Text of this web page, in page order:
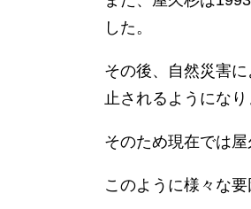
した。
その後、自然災害
止されるようになり
そのため現在では
このように様々な